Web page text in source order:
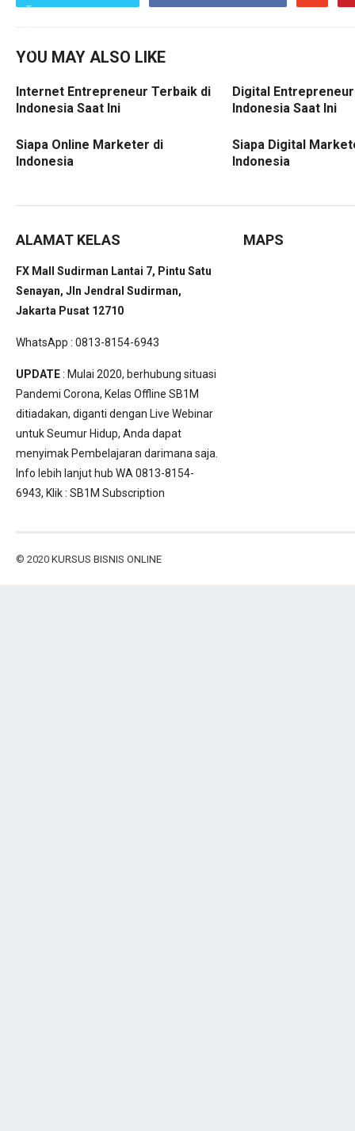
YOU MAY ALSO LIKE
Internet Entrepreneur Terbaik di
Indonesia Saat Ini
Digital
Indonesia Saat Ini
Siapa Online Marketer di
Indonesia
Siapa Digital
Indonesia
ALAMAT KELAS
FX Mall Sudirman Lantai 7, Pintu Satu
Senayan, Jln Jendral Sudirman,
Jakarta Pusat 12710
WhatsApp : 0813-8154-6943
UPDATE: Mulai 2020, berhubung situasi
Pandemi Corona, Kelas Offline SB1M
ditiadakan, diganti dengan Live Webinar
untuk Seumur Hidup, Anda dapat
menyimak Pembelajaran darimana saja.
Info lebih lanjut hub WA 0813-8154-
6943, Klik : SB1M Subscription
MAPS
© 2020 KURSUS BISNIS ONLINE